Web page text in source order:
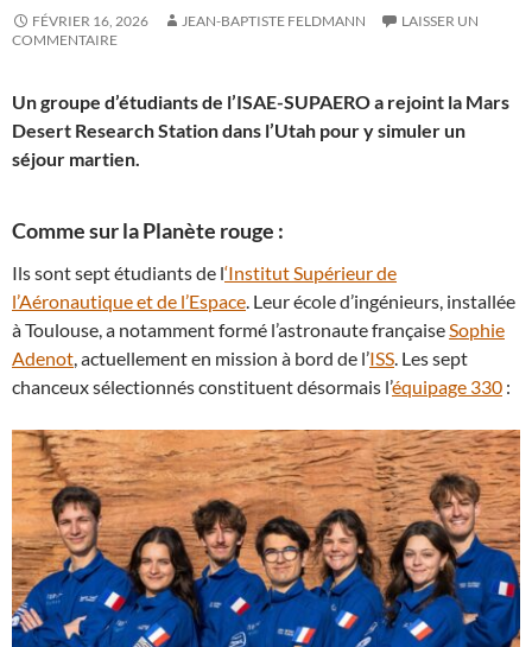
FÉVRIER 16, 2026 JEAN-BAPTISTE FELDMANN
LAISSER UN
COMMENTAIRE
Un groupe d’étudiants de l’ISAE-SUPAERO a rejoint la Mars
Desert Research Station dans l’Utah pour y simuler un
séjour martien.
Comme sur la Planète rouge :
Ils sont sept étudiants de l‘Institut Supérieur de
l’Aéronautique et de l’Espace. Leur école d’ingénieurs, installée
à Toulouse, a notamment formé l’astronaute françaiseSophie
Adenot, actuellement en mission à bord de l’ISS. Les sept
chanceux sélectionnés constituent désormais l’équipage 330 :